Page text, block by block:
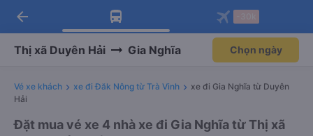
Tải app Vexere ngay!
Nhận ưu đãi thành viên độc
Mở app
Tải app Vexere
-30k/ghế khi đặt vé máy bay qua
Mở app
arrow_back
Thị xã Duyên Hải Gia Nghĩa Chọn ngày
Vé xe khách xe đi Đăk Nông từ Trà Vinh
xe đi Gia Nghĩa từ Duyên
Hải
Đặt mua vé xe 4 nhà xe đi Gia Nghĩa từ Thị xã